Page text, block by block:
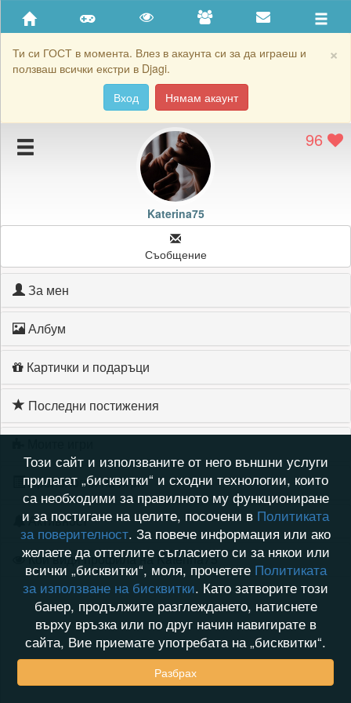
×
Ти си ГОСТ в момента. Влез в акаунта си за да играеш и
ползваш всички екстри в Djagi.
Вход
Нямам акаунт
Приятели
Хронология на игри
Подаръците на Katerina75
Картичките на Katerina75
96
Katerina75
Съобщение
За мен
Албум
Картички и подаръци
Последни постижения
Хронология на игри
Активност
Кой видя профила на Katerina75
Този сайт и използваните от него външни услуги
прилагат „бисквитки“ и сходни технологии, които
са необходими за правилното му функциониране
и за постигане на целите, посочени в Политиката
за поверителност. За повече информация или ако
желаете да оттеглите съгласието си за някои или
всички „бисквитки“, моля, прочетете Политиката
за използване на бисквитки. Като затворите този
банер, продължите разглеждането, натиснете
върху връзка или по друг начин навигирате в
сайта, Вие приемате употребата на „бисквитки“.
Разбрах